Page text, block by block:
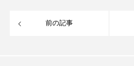
前の記事